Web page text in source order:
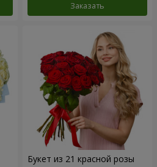
Заказать
Букет из 21 красной розы